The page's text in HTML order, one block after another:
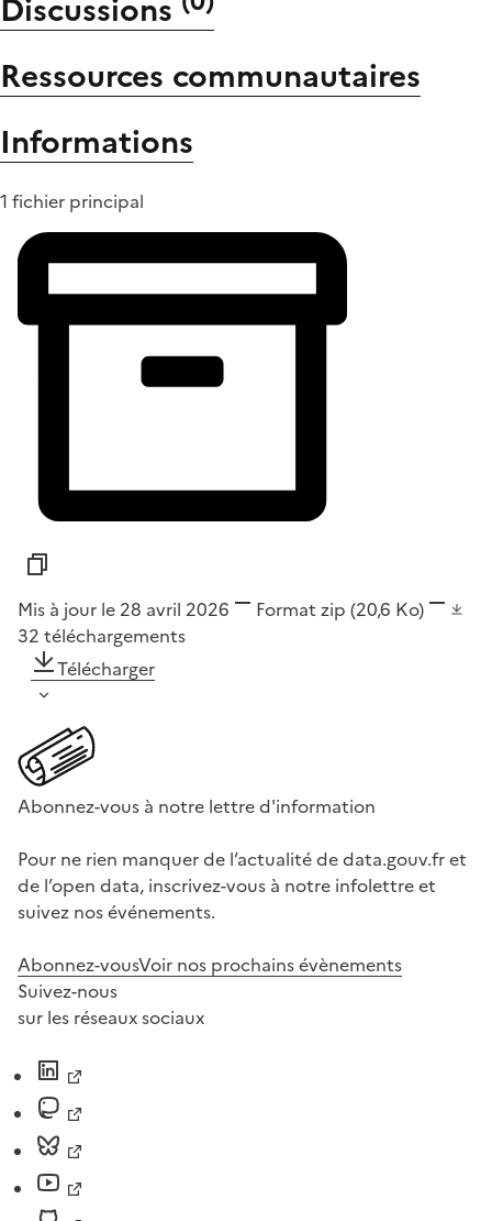
Discussions
Ressources communautaires
Informations
1 fichier principal
Mis à jour le 28 avril 2026 Format zip (20,6 Ko)
32 téléchargements
Télécharger
Abonnez-vous à notre lettre d'information
Pour ne rien manquer de l’actualité de data.gouv.fr et
de l’open data, inscrivez-vous à notre infolettre et
suivez nos événements.
Abonnez-vousVoir nos prochains évènements
Suivez-nous
sur les réseaux sociaux